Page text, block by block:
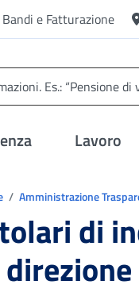
e Fatturazione
Lavoro
Amministrazione
di